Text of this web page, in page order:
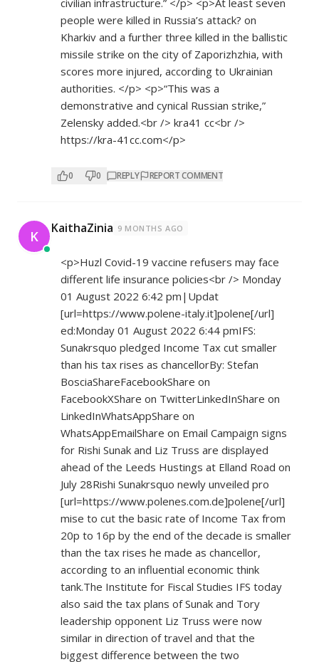
civilian infrastructure.” </p> <p>At least seven
people were killed in Russia’s attack? on
Kharkiv and a further three killed in the ballistic
missile strike on the city of Zaporizhzhia, with
scores more injured, according to Ukrainian
authorities. </p> <p>“This was a
demonstrative and cynical Russian strike,”
Zelensky added.<br /> kra41 сс<br />
https://kra-41cc.com</p>
0 0 REPLY REPORT COMMENT
K KaithaZinia 9 MONTHS AGO
<p>Huzl Covid-19 vaccine refusers may face
different life insurance policies<br /> Monday
01 August 2022 6:42 pm|Updat
[url=https://www.polene-italy.it]polene[/url]
ed:Monday 01 August 2022 6:44 pmIFS:
Sunakrsquo pledged Income Tax cut smaller
than his tax rises as chancellorBy: Stefan
BosciaShareFacebookShare on
FacebookXShare on TwitterLinkedInShare on
LinkedInWhatsAppShare on
WhatsAppEmailShare on Email Campaign signs
for Rishi Sunak and Liz Truss are displayed
ahead of the Leeds Hustings at Elland Road on
July 28Rishi Sunakrsquo newly unveiled pro
[url=https://www.polenes.com.de]polene[/url]
mise to cut the basic rate of Income Tax from
20p to 16p by the end of the decade is smaller
than the tax rises he made as chancellor,
according to an influential economic think
tank.The Institute for Fiscal Studies IFS today
also said the tax plans of Sunak and Tory
leadership opponent Liz Truss were now
similar in direction of travel and that the
biggest difference between the two